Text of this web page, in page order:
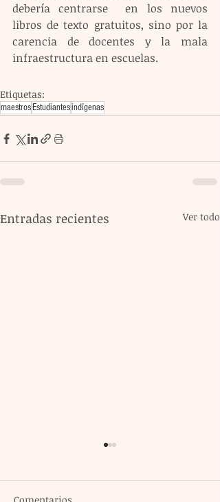
debería centrarse  en los nuevos
libros de texto gratuitos, sino por la
carencia de docentes y la mala
infraestructura en escuelas.
Etiquetas:
maestros Estudiantesindígenas
Entradas recientes Ver todo